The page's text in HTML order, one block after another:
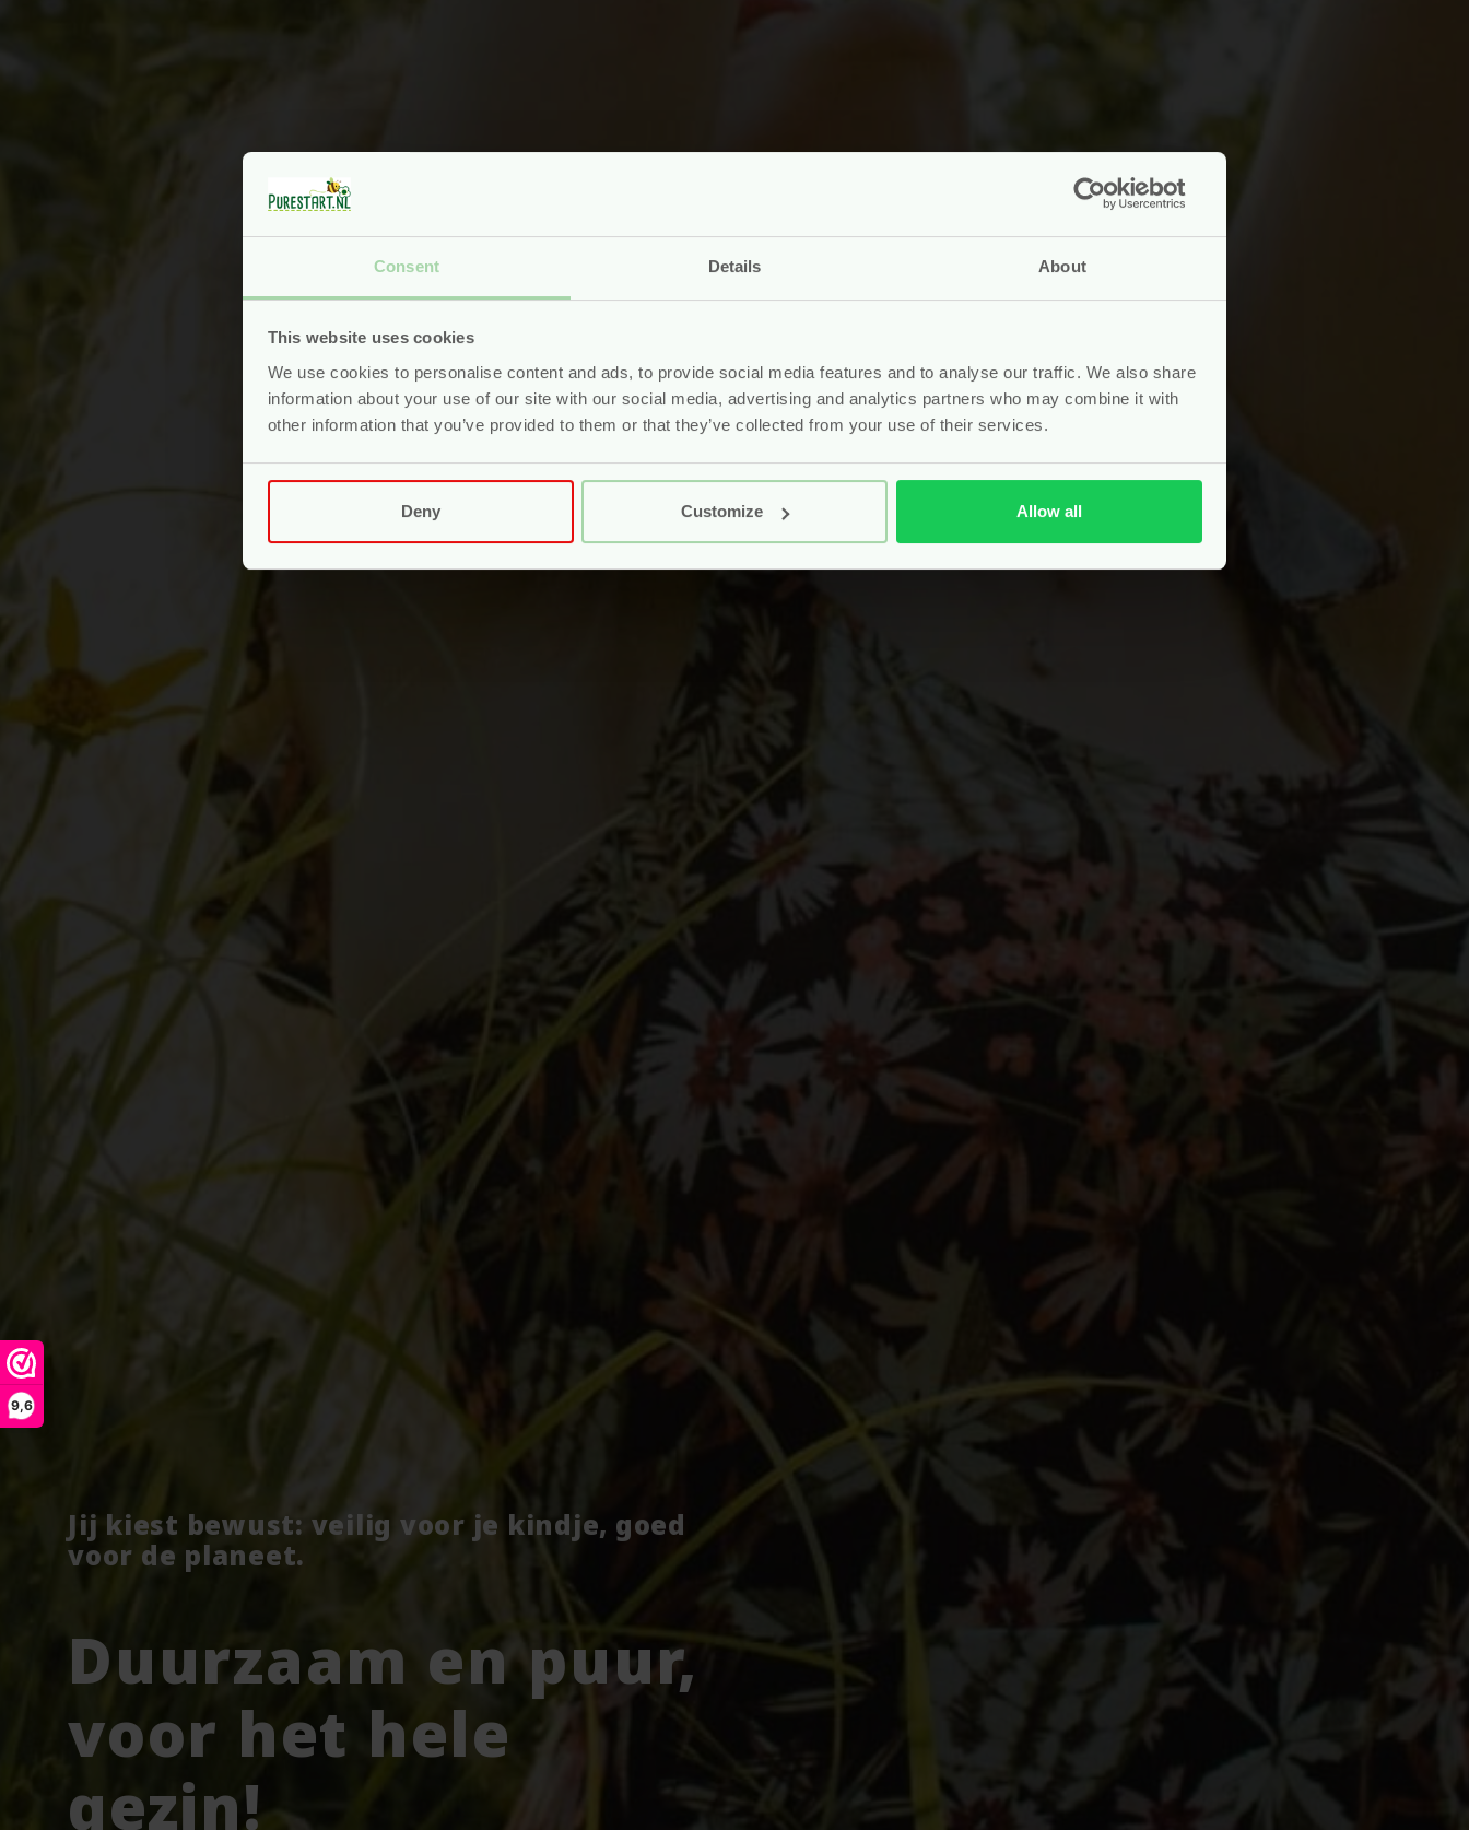
Consent Details About
This website uses cookies
We use cookies to personalise content and ads, to provide social media features and to analyse our traffic. We also share
information about your use of our site with our social media, advertising and analytics partners who may combine it with
other information that you’ve provided to them or that they’ve collected from your use of their services.
Deny Customize Allow all
9,6
Jij kiest bewust: veilig voor je kindje, goed
voor de planeet.
Duurzaam en puur,
voor het hele
gezin!